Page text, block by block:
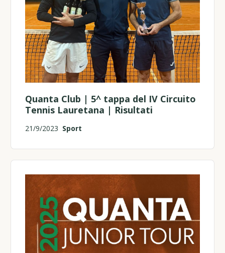
Quanta Club | 5^ tappa del IV Circuito
Tennis Lauretana | Risultati
21/9/2023 Sport